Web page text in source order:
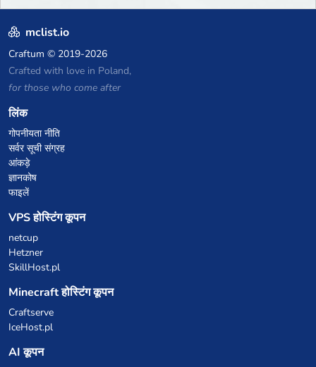
mclist.io
Craftum © 2019-2026
Crafted with love in Poland,
for those who come after
लिंक
गोपनीयता नीति
सर्वर सूची संग्रह
आंकड़े
ज्ञानकोष
फाइलें
VPS होस्टिंग कूपन
netcup
Hetzner
SkillHost.pl
Minecraft होस्टिंग कूपन
Craftserve
IceHost.pl
AI कूपन